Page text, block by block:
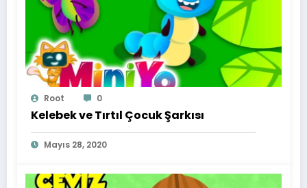
Root 0
Kelebek ve Tırtıl Çocuk Şarkısı
Mayıs 28, 2020